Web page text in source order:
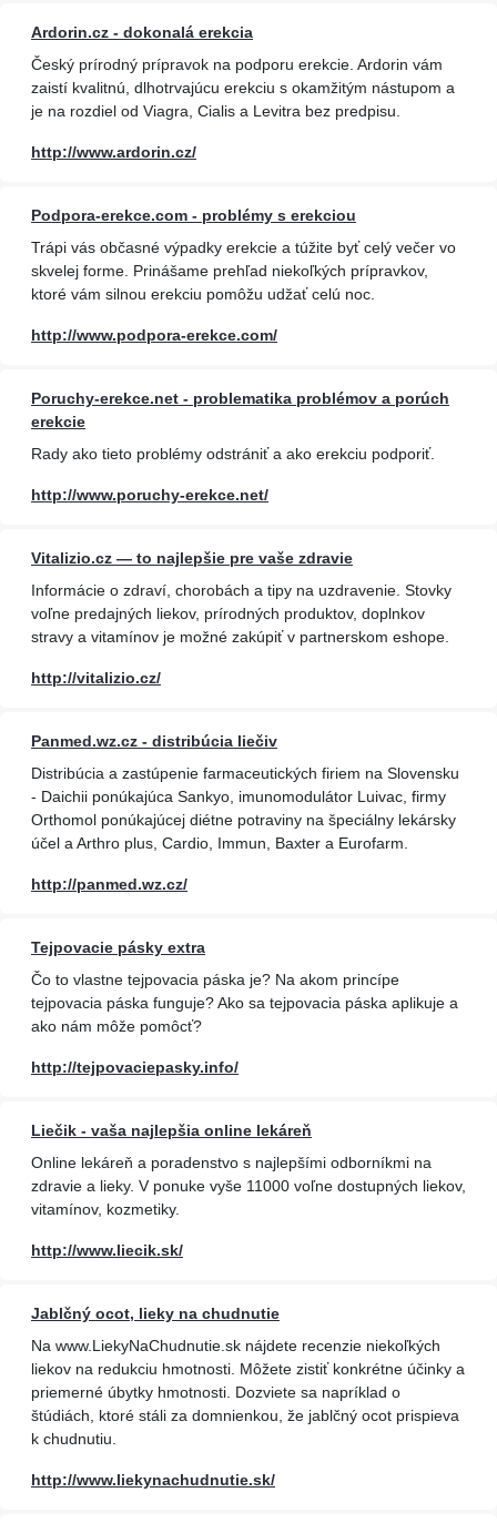
Ardorin.cz - dokonalá erekcia
Český prírodný prípravok na podporu erekcie. Ardorin vám
zaistí kvalitnú, dlhotrvajúcu erekciu s okamžitým nástupom a
je na rozdiel od Viagra, Cialis a Levitra bez predpisu.
http://www.ardorin.cz/
Podpora-erekce.com - problémy s erekciou
Trápi vás občasné výpadky erekcie a túžite byť celý večer vo
skvelej forme. Prinášame prehľad niekoľkých prípravkov,
ktoré vám silnou erekciu pomôžu udžať celú noc.
http://www.podpora-erekce.com/
Poruchy-erekce.net - problematika problémov a porúch
erekcie
Rady ako tieto problémy odstrániť a ako erekciu podporiť.
http://www.poruchy-erekce.net/
Vitalizio.cz — to najlepšie pre vaše zdravie
Informácie o zdraví, chorobách a tipy na uzdravenie. Stovky
voľne predajných liekov, prírodných produktov, doplnkov
stravy a vitamínov je možné zakúpiť v partnerskom eshope.
http://vitalizio.cz/
Panmed.wz.cz - distribúcia liečiv
Distribúcia a zastúpenie farmaceutických firiem na Slovensku
- Daichii ponúkajúca Sankyo, imunomodulátor Luivac, firmy
Orthomol ponúkajúcej diétne potraviny na špeciálny lekársky
účel a Arthro plus, Cardio, Immun, Baxter a Eurofarm.
http://panmed.wz.cz/
Tejpovacie pásky extra
Čo to vlastne tejpovacia páska je? Na akom princípe
tejpovacia páska funguje? Ako sa tejpovacia páska aplikuje a
ako nám môže pomôcť?
http://tejpovaciepasky.info/
Liečik - vaša najlepšia online lekáreň
Online lekáreň a poradenstvo s najlepšími odborníkmi na
zdravie a lieky. V ponuke vyše 11000 voľne dostupných liekov,
vitamínov, kozmetiky.
http://www.liecik.sk/
Jablčný ocot, lieky na chudnutie
Na www.LiekyNaChudnutie.sk nájdete recenzie niekoľkých
liekov na redukciu hmotnosti. Môžete zistiť konkrétne účinky a
priemerné úbytky hmotnosti. Dozviete sa napríklad o
štúdiách, ktoré stáli za domnienkou, že jablčný ocot prispieva
k chudnutiu.
http://www.liekynachudnutie.sk/